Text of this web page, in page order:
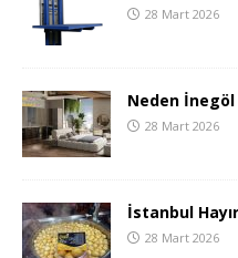
28 Mart 2026
Neden İnegöl
28 Mart 2026
İstanbul
28 Mart 2026